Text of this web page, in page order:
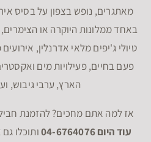
מאתגרים, נופש בצפון על בסיס
באחד ממלונות היוקרה או הצימרים,
טיולי ג'יפים מלאי אדרנלין,
פעם בחיים, פעילויות מים
הארץ, ערבי גיבוש,
אז למה אתם מחכים? להזמנת
עוד היום 04-6764076
ותוכלו